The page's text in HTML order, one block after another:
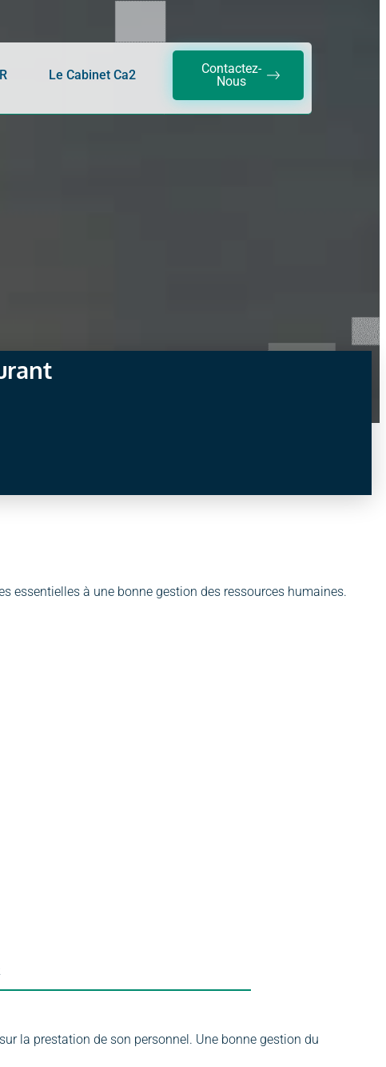
Le Cabinet Ca2
Contactez-
Nous
essentielles à une bonne gestion des ressources humaines.
la prestation de son personnel. Une bonne gestion du